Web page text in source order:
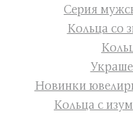
Серия
Кольца со
Новинки
Кольца с